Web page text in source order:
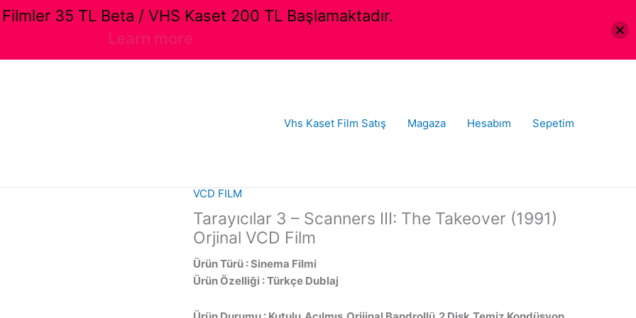
Vhs Kaset Film Satış Magaza Hesabım Sepetim
VCD FILM
Tarayıcılar 3 – Scanners III: The Takeover (1991)
Orjinal VCD Film
Ürün Türü : Sinema Filmi
Ürün Özelliği : Türkçe Dublaj
35 TL Beta / VHS Kaset 200 TL Başlamaktadır.
Learn more